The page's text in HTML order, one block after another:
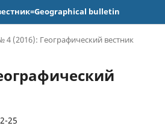
bulletin
4 (2016): Географический вестник
25